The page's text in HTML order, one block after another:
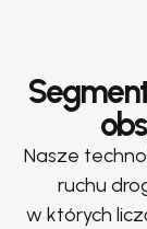
Nasze
ruchu
w których